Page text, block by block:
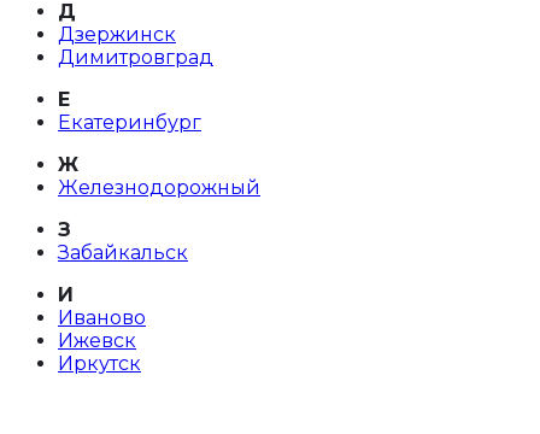
Д
Дзержинск
Димитровград
Е
Екатеринбург
Ж
Железнодорожный
З
Забайкальск
И
Иваново
Ижевск
Иркутск